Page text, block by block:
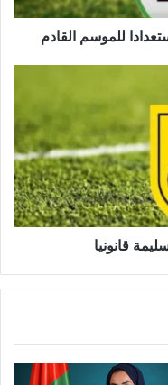
للموسم القادم
قانونيا